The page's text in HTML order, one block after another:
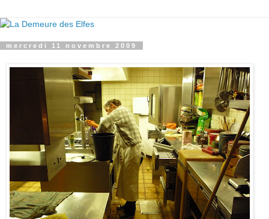
mercredi 11 novembre 2009